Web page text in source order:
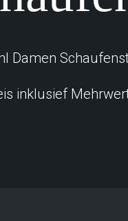
Damen
inklusief